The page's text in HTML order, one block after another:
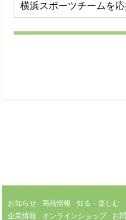
横浜スポーツチームを応
お知らせ 商品情報 知る・楽しむ
企業情報
オンラインショップ お